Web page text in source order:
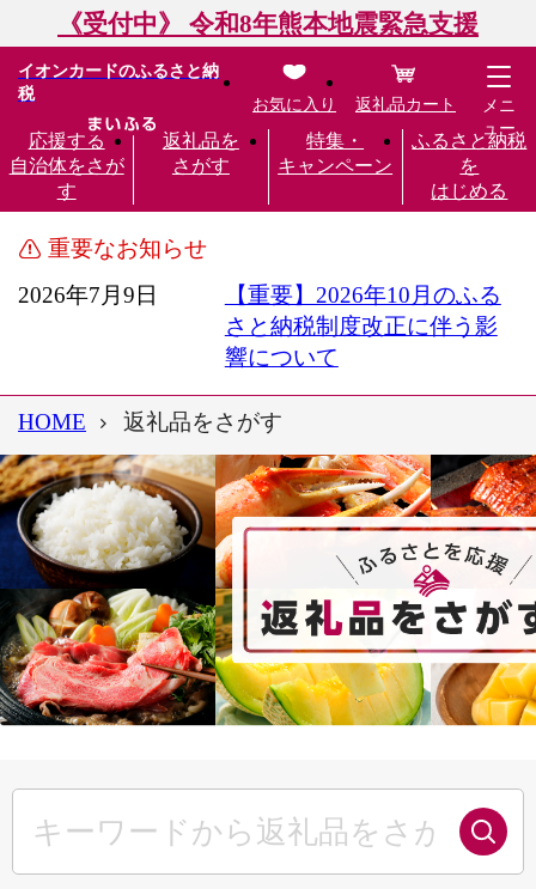
《受付中》 令和8年熊本地震緊急支援
イオンカードのふるさと納
税
応援する
自治体をさが
す
返礼品を
さがす
特集・
キャンペーン
ふるさと納税
を
はじめる
お気に入り 返礼品カート
メニ
ュー
重要なお知らせ
2026年7月9日
【重要】2026年10月のふる
さと納税制度改正に伴う影
響について
HOME 返礼品をさがす